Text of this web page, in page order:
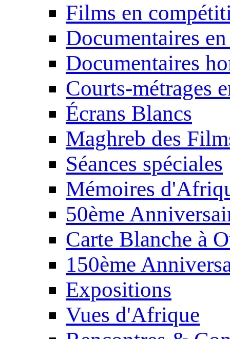
Films en
Documentaires
Documentaires
Courts-métrages
Écrans Blancs
Maghreb des
Séances spéciales
Mémoires
50ème
Carte Blanche à
150ème
Expositions
Vues d'Afrique